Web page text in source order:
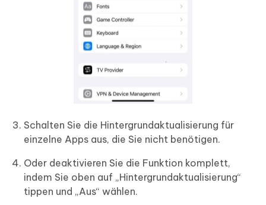
Schalten Sie die Hintergrundaktualisierung für
einzelne Apps aus, die Sie nicht benötigen.
Oder deaktivieren Sie die Funktion komplett,
indem Sie oben auf „Hintergrundaktualisierung“
tippen und „Aus“ wählen.